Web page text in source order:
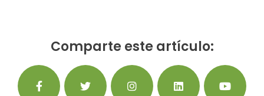
Comparte este artículo: